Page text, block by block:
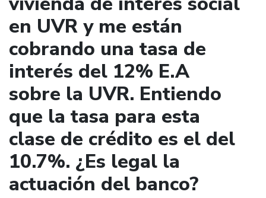
en UVR y me están
cobrando una tasa de
interés del 12% E.A
sobre la UVR. Entiendo
que la tasa para esta
clase de crédito es el del
10.7%. ¿Es legal la
actuación del banco?